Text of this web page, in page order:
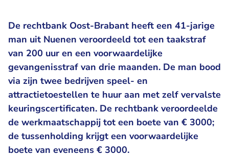
De rechtbank Oost-Brabant heeft een 41-jarige
man uit Nuenen veroordeeld tot een taakstraf
van 200 uur en een voorwaardelijke
gevangenisstraf van drie maanden. De man bood
via zijn twee bedrijven speel- en
attractietoestellen te huur aan met zelf vervalste
keuringscertificaten. De rechtbank veroordeelde
de werkmaatschappij tot een boete van € 3000;
de tussenholding krijgt een voorwaardelijke
boete van eveneens € 3000.